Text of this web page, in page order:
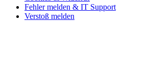
Fehler melden & IT Support
Verstoß melden